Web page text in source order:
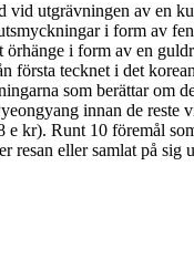
utgrävningen av en
i form av
i form av en
första tecknet i det
som berättar om
innan de
e kr). Runt 10 föremål
resan eller samlat på sig